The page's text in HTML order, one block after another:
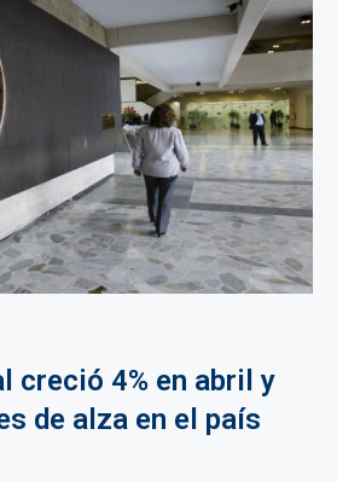
creció 4% en abril y
de alza en el país